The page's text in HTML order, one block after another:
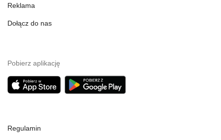
Reklama
Dołącz do nas
Pobierz aplikację
Regulamin